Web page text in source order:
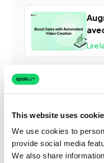
This website uses
We use cookies to
provide social media
We also share
Lire